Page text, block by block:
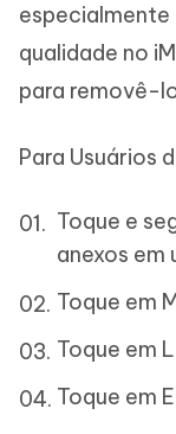
especialmente
qualidade no
para removê-
Para Usuários
Toque e
anexos em
Toque em
Toque em
Toque em